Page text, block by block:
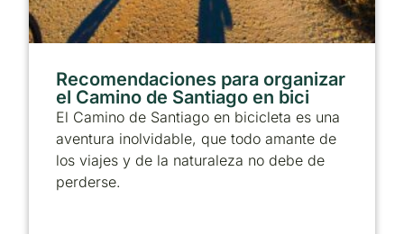
Recomendaciones para organizar
el Camino de Santiago en bici
El Camino de Santiago en bicicleta es una
aventura inolvidable, que todo amante de
los viajes y de la naturaleza no debe de
perderse.